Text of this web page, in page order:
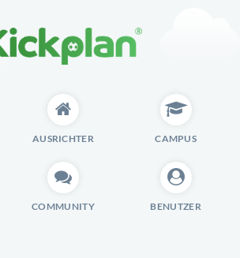
AUSRICHTER CAMPUS
COMMUNITY BENUTZER